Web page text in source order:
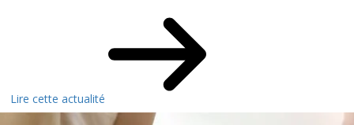
Lire cette actualité